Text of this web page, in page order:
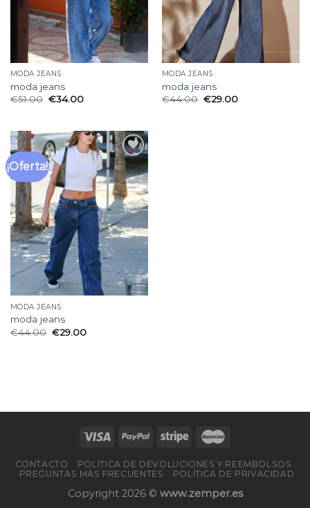
MODA JEANS
moda jeans
€51.00 €34.00
MODA JEANS
moda jeans
€44.00 €29.00
¡Oferta!
Añadir
a la
lista
de
deseos
MODA JEANS
moda jeans
€44.00 €29.00
CONTACTO
POLÍTICA DE DEVOLUCIONES Y REEMBOLSOS
PREGUNTAS MÁS FRECUENTES
POLÍTICA DE PRIVACIDAD
Copyright 2026 © www.zemper.es